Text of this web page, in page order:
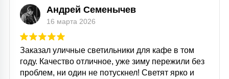
Андрей Семенычев
16 марта 2026
Заказал уличные светильники для кафе в том
году. Качество отличное, уже зиму пережили без
проблем, ни один не потускнел! Светят ярко и